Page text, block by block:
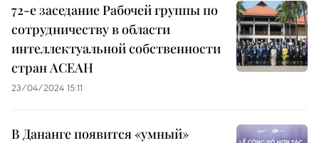
72-е заседание Рабочей группы по
сотрудничеству в области
интеллектуальной собственности
стран АСЕАН
23/04/2024 15:11
В Дананге появится «умный»